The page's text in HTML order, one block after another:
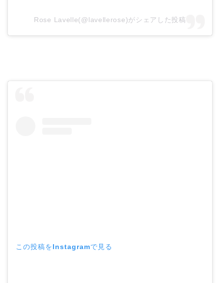
Rose Lavelle(@lavellerose)がシェアした投稿
この投稿をInstagramで見る